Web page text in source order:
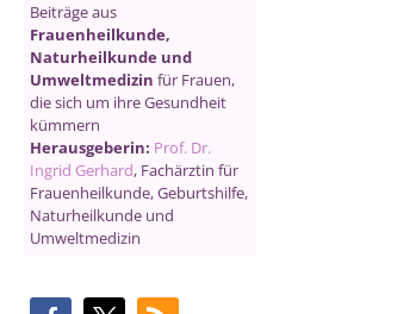
Beiträge aus
Frauenheilkunde,
Naturheilkunde und
Umweltmedizin für Frauen,
die sich um ihre Gesundheit
kümmern
Herausgeberin: Prof. Dr.
Ingrid Gerhard, Fachärztin für
Frauenheilkunde, Geburtshilfe,
Naturheilkunde und
Umweltmedizin